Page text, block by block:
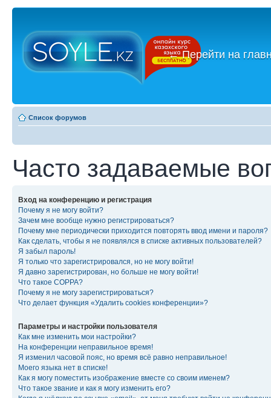
←Перейти на
Список форумов
Часто задаваемые
Вход на конференцию и регистрация
Почему я не могу войти?
Зачем мне вообще нужно регистрироваться?
Почему мне периодически приходится повторять ввод имени и пароля?
Как сделать, чтобы я не появлялся в списке активных пользователей?
Я забыл пароль!
Я только что зарегистрировался, но не могу войти!
Я давно зарегистрирован, но больше не могу войти!
Что такое COPPA?
Почему я не могу зарегистрироваться?
Что делает функция «Удалить cookies конференции»?
Параметры и настройки пользователя
Как мне изменить мои настройки?
На конференции неправильное время!
Я изменил часовой пояс, но время всё равно неправильное!
Моего языка нет в списке!
Как я могу поместить изображение вместе со своим именем?
Что такое звание и как я могу изменить его?